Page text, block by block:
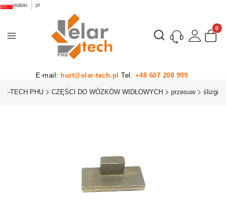
polski zł
Otwórz wyszukiwarkę
E-mail: hurt@elar-tech.pl Tel. +48 607 208 999
TECH PHU CZĘŚCI DO WÓZKÓW WIDŁOWYCH przesuw ślizgi